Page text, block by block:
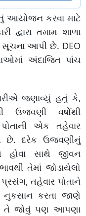
આયોજન કરવા માટે
દ્વારા તમામ શાળા
આપી છે. DEO
અંદાજિત પાંચ
જણાવ્યું હતું કે,
ઉજવણી વર્ષોથી
એક તહેવાર
છે. દરેક ઉજવણીનું
હોવા સાથે જીવન
તેમાં જોડાયેલો
તહેવાર પોતાને
કરતા જાણે
તે જોવું પણ આપણા